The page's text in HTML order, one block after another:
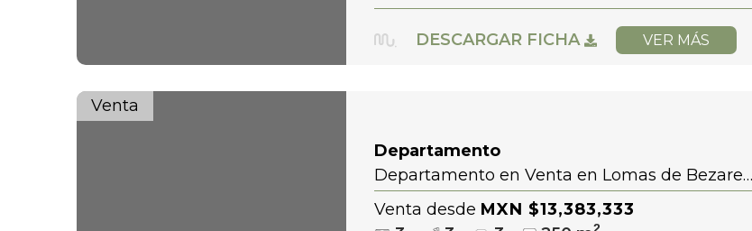
DESCARGAR FICHA VER MÁS
Venta
Departamento
Departamento en Venta en Lomas de Bezares
en Reforma Lomas Altas Arbolada lomas
Venta desde MXN $13,383,333